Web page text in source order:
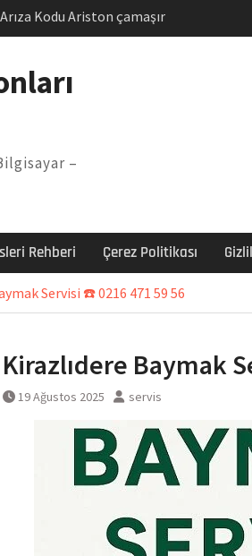
Kodu Ariston çamaşır
Sorunu
buzdolabı F5 Hatası Çözüm
klima E3 Arızası Çözümü
–
Rehberi Çerez Politikası
Servisi ☎️ 0216 471 59 56
Kirazlıdere Baymak
19 Ağustos 2025 servis